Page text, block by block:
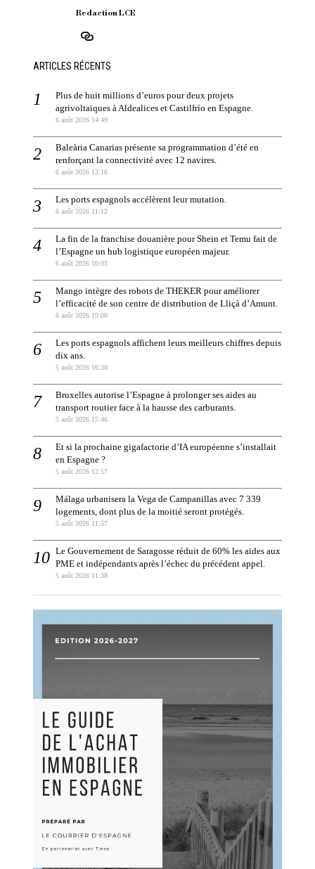
Redaction LCE
ARTICLES RÉCENTS
Plus de huit millions d’euros pour deux projets
agrivoltaïques à Aldealices et Castilfrío en Espagne.
6 août 2026 14:49
Baleària Canarias présente sa programmation d’été en
renforçant la connectivité avec 12 navires.
6 août 2026 13:16
Les ports espagnols accélèrent leur mutation.
6 août 2026 11:12
La fin de la franchise douanière pour Shein et Temu fait de
l’Espagne un hub logistique européen majeur.
6 août 2026 10:03
Mango intègre des robots de THEKER pour améliorer
l’efficacité de son centre de distribution de Lliçà d’Amunt.
6 août 2026 10:00
Les ports espagnols affichent leurs meilleurs chiffres depuis
dix ans.
5 août 2026 16:30
Bruxelles autorise l’Espagne à prolonger ses aides au
transport routier face à la hausse des carburants.
5 août 2026 15:46
Et si la prochaine gigafactorie d’IA européenne s’installait
en Espagne ?
5 août 2026 12:57
Málaga urbanisera la Vega de Campanillas avec 7 339
logements, dont plus de la moitié seront protégés.
5 août 2026 11:57
Le Gouvernement de Saragosse réduit de 60% les aides aux
PME et indépendants après l’échec du précédent appel.
5 août 2026 11:38